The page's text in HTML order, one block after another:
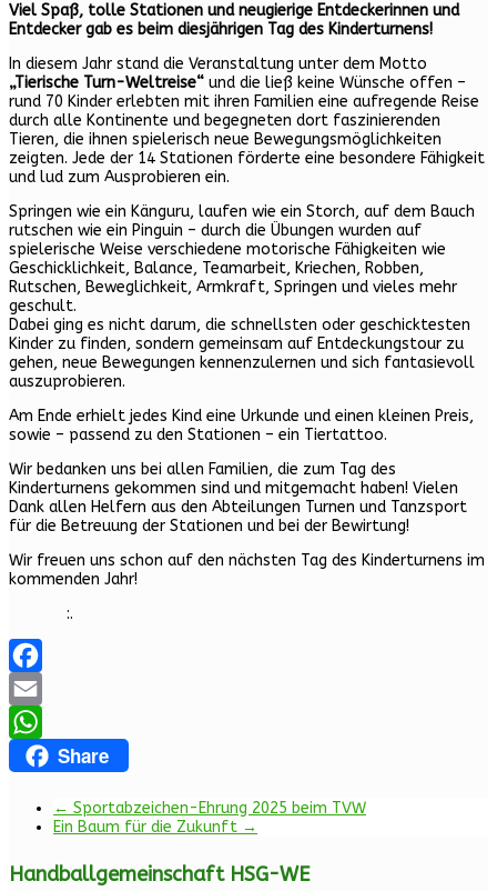
Viel Spaß, tolle Stationen und neugierige Entdeckerinnen und
Entdecker gab es beim diesjährigen Tag des Kinderturnens!
In diesem Jahr stand die Veranstaltung unter dem Motto
„Tierische Turn-Weltreise“ und die ließ keine Wünsche offen –
rund 70 Kinder erlebten mit ihren Familien eine aufregende Reise
durch alle Kontinente und begegneten dort faszinierenden
Tieren, die ihnen spielerisch neue Bewegungsmöglichkeiten
zeigten. Jede der 14 Stationen förderte eine besondere Fähigkeit
und lud zum Ausprobieren ein.
Springen wie ein Känguru, laufen wie ein Storch, auf dem Bauch
rutschen wie ein Pinguin – durch die Übungen wurden auf
spielerische Weise verschiedene motorische Fähigkeiten wie
Geschicklichkeit, Balance, Teamarbeit, Kriechen, Robben,
Rutschen, Beweglichkeit, Armkraft, Springen und vieles mehr
geschult.
Dabei ging es nicht darum, die schnellsten oder geschicktesten
Kinder zu finden, sondern gemeinsam auf Entdeckungstour zu
gehen, neue Bewegungen kennenzulernen und sich fantasievoll
auszuprobieren.
Am Ende erhielt jedes Kind eine Urkunde und einen kleinen Preis,
sowie – passend zu den Stationen – ein Tiertattoo.
Wir bedanken uns bei allen Familien, die zum Tag des
Kinderturnens gekommen sind und mitgemacht haben! Vielen
Dank allen Helfern aus den Abteilungen Turnen und Tanzsport
für die Betreuung der Stationen und bei der Bewirtung!
Wir freuen uns schon auf den nächsten Tag des Kinderturnens im
kommenden Jahr!
:.
Facebook
Email
WhatsApp
Share
← Sportabzeichen-Ehrung 2025 beim TVW
Ein Baum für die Zukunft →
Handballgemeinschaft HSG-WE